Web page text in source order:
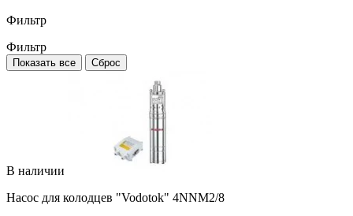
Фильтр
Фильтр
Показать все Сброс
В наличии
Насос для колодцев "Vodotok" 4NNM2/8